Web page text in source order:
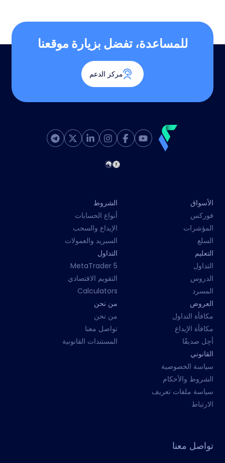
للمساعدة، تفضل بزيارة موقعنا
مركز الدعم
الأسواق
فوركس
المؤشرات
السلع
الشروط
أنواع الحسابات
الإيداع والسحب
السبريد والعمولات
التعليم
التداول
الدروس
المسرد
التداول
MetaTrader 5
التقويم الاقتصادي
Calculators
العروض
مكافأة التداول
مكافأة الإيداع
أحِل صديقًا
من نحن
من نحن
تواصل معنا
المستندات القانونية
القانوني
سياسة الخصوصية
الشروط والأحكام
سياسة ملفات تعريف
الارتباط
تواصل معنا